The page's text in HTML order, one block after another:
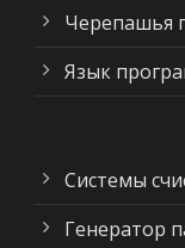
Черепашья
Язык
Системы
Генератор